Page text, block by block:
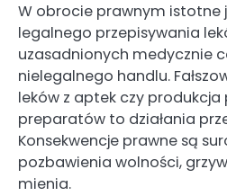
W obrocie prawnym istotne
legalnego przepisywania
uzasadnionych medycznie
nielegalnego handlu.
leków z aptek czy
preparatów to działania
Konsekwencje prawne są
pozbawienia wolności,
mienia.